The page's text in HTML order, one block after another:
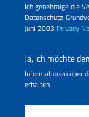
Ich genehmige die
Datenschutz-
Juni 2003 Privacy
Ja, ich möchte
Informationen über
erhalten